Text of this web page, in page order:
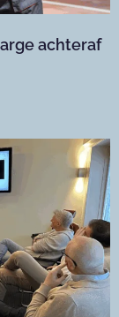
achteraf